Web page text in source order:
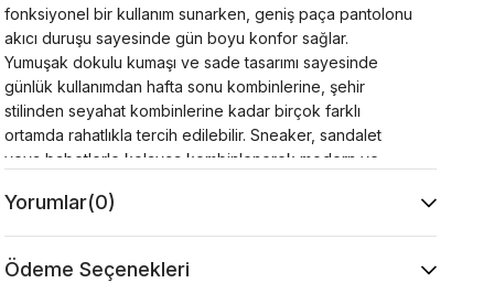
fonksiyonel bir kullanım sunarken, geniş paça pantolonu
akıcı duruşu sayesinde gün boyu konfor sağlar.
Yumuşak dokulu kumaşı ve sade tasarımı sayesinde
günlük kullanımdan hafta sonu kombinlerine, şehir
stilinden seyahat kombinlerine kadar birçok farklı
ortamda rahatlıkla tercih edilebilir. Sneaker, sandalet
veya babetlerle kolayca kombinlenerek modern ve
Ürün Özellikleri
Kumaş : %30 Viskon %20 Pamuk %50 Akrilik
Kol : 47 cm
Yaka Tipi : Dik Yaka
Yorumlar(0)
Ödeme Seçenekleri